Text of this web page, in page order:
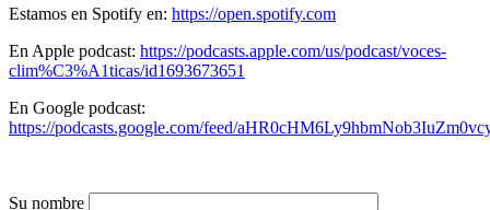
Estamos en Spotify en: https://open.spotify.com
En Apple podcast: https://podcasts.apple.com/us/podcast/voces-
clim%C3%A1ticas/id1693673651
En Google podcast:
https://podcasts.google.com/feed/
Su nombre